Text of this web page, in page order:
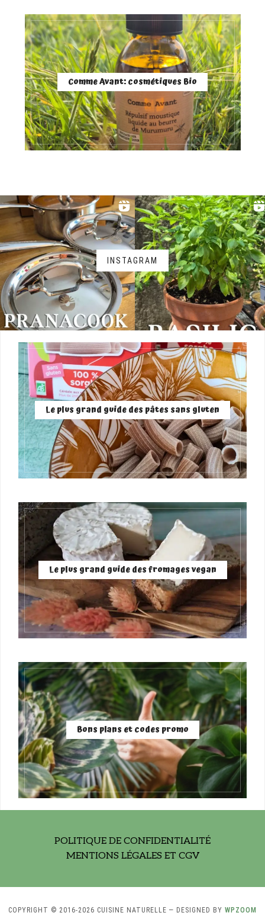
Comme Avant: cosmétiques Bio
INSTAGRAM
Le plus grand guide des pâtes sans gluten
Le plus grand guide des fromages vegan
Bons plans et codes promo
POLITIQUE DE CONFIDENTIALITÉ
MENTIONS LÉGALES ET CGV
COPYRIGHT © 2016-2026 CUISINE NATURELLE — DESIGNED BY WPZOOM